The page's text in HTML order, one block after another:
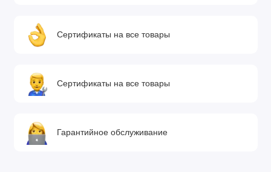
Сертификаты на все товары
Сертификаты на все товары
Гарантийное обслуживание